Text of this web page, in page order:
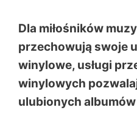
Dla miłośników
przechowują swoje
winylowe, usługi
winylowych
ulubionych